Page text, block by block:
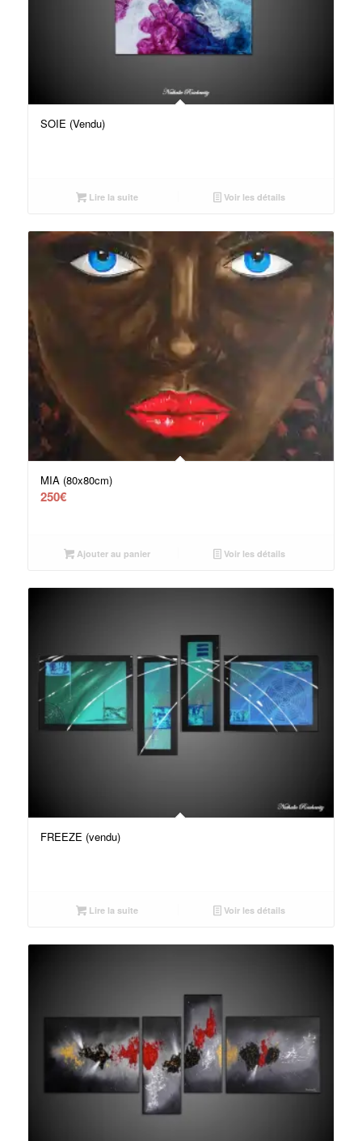
SOIE (Vendu)
Lire la suite Voir les détails
MIA (80x80cm)
250€
Ajouter au panier Voir les détails
FREEZE (vendu)
Lire la suite Voir les détails